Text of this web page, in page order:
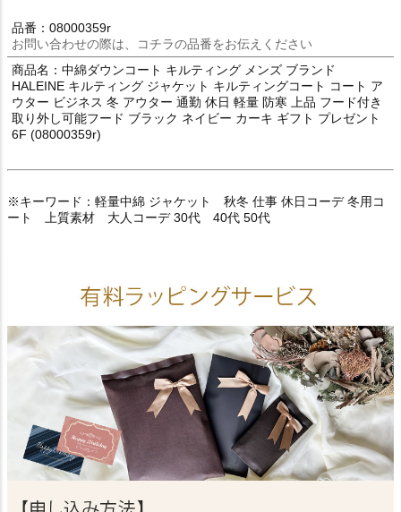
品番：08000359r
お問い合わせの際は、コチラの品番をお伝えください
商品名：中綿ダウンコート キルティング メンズ ブランド
HALEINE キルティング ジャケット キルティングコート コート ア
ウター ビジネス 冬 アウター 通勤 休日 軽量 防寒 上品 フード付き
取り外し可能フード ブラック ネイビー カーキ ギフト プレゼント
6F (08000359r)
※キーワード：軽量中綿 ジャケット 秋冬 仕事 休日コーデ 冬用コ
ート 上質素材 大人コーデ 30代 40代 50代